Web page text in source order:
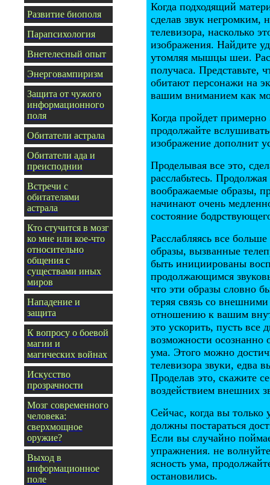
Развитие биополя
Парапсихология
Внетелесный опыт
Энерговампиризм
Защита от чужого
информационного
поля
Обитатели астрала
Обитатели ада и
преисподнии
Встречи с
обитателями
астрала
Кто стучится в мозг
ко мне или кое-что
относительно
общения с
существами иных
миров
Нападение и
защита
К вопросу о боевой
магии и
магических войнах
Искусство
прозрачности
Мозг современного
человека:
сверхмощное
оружие?
Выход в
информационное
поле
Когда подходящий
сделав звук негромким,
телевизора, насколько
изображения. Найдите
утомляя мышцы шеи.
получаса. Представьте,
обитают персонажи на
вашим вниманием как
Когда пройдет примерно
продолжайте
изображение дополнит
Проделывая все это,
расслабьтесь.
воображаемые образы,
начинают очень
состояние
Расслабляясь все
образы, вызванные
быть инициированы
продолжающимся
что эти образы словно
теряя связь со
отношению к вашим
это ускорить, пусть все
возможности осознанно
ума. Этого можно
телевизора звуки, едва
Проделав это, скажите
воздействием внешних
Сейчас, когда вы только
должны постараться
Если вы случайно
упражнения. не
ясность ума,
остановились.